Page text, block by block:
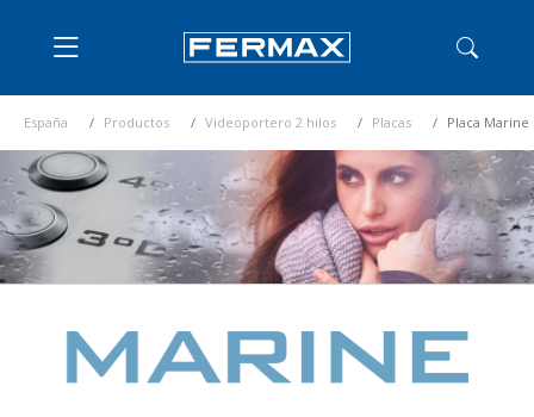
España Productos Videoportero 2 hilos Placas Placa Marine